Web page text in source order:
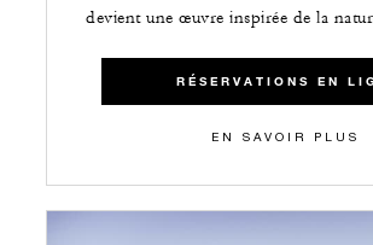
devient une œuvre inspirée de la
RÉSERVATIONS EN
EN SAVOIR PLUS